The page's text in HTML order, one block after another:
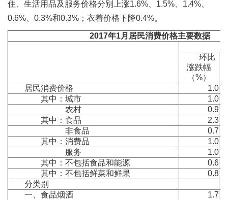
住、生活用品及服务价格分别上涨1.6%、1.5%、1.4%、
0.6%、0.3%和0.3%；衣着价格下降0.4%。
2017年1月居民消费价格主要数据
环比
涨跌幅
（%）
居民消费价格
1.0
其中：城市
1.0
农村
0.9
其中：食品
2.3
非食品
0.7
其中：消费品
1.0
服务
1.0
其中：不包括食品和能源
0.6
其中：不包括鲜菜和鲜果
0.8
分类别
一、食品烟酒
1.7